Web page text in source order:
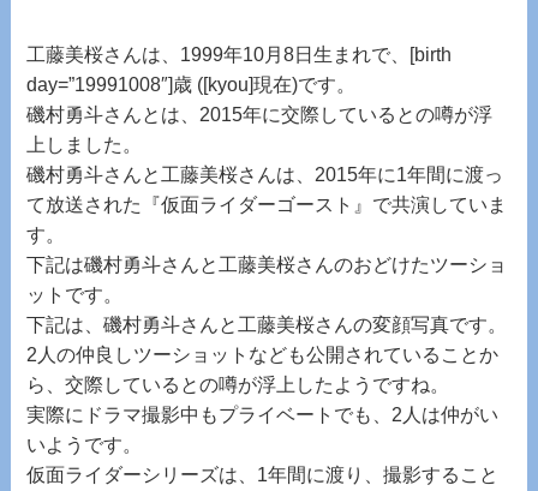
工藤美桜さんは、1999年10月8日生まれで、[birth
day=”19991008″]歳 ([kyou]現在)です。
磯村勇斗さんとは、2015年に交際しているとの噂が浮
上しました。
磯村勇斗さんと工藤美桜さんは、2015年に1年間に渡っ
て放送された『仮面ライダーゴースト』で共演していま
す。
下記は磯村勇斗さんと工藤美桜さんのおどけたツーショ
ットです。
下記は、磯村勇斗さんと工藤美桜さんの変顔写真です。
2人の仲良しツーショットなども公開されていることか
ら、交際しているとの噂が浮上したようですね。
実際にドラマ撮影中もプライベートでも、2人は仲がい
いようです。
仮面ライダーシリーズは、1年間に渡り、撮影すること